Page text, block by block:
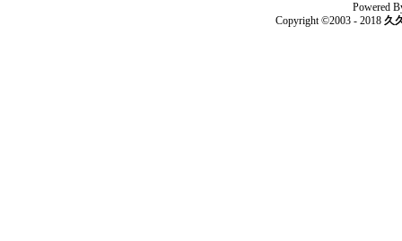
Powered
Copyright ©2003 - 2018 久